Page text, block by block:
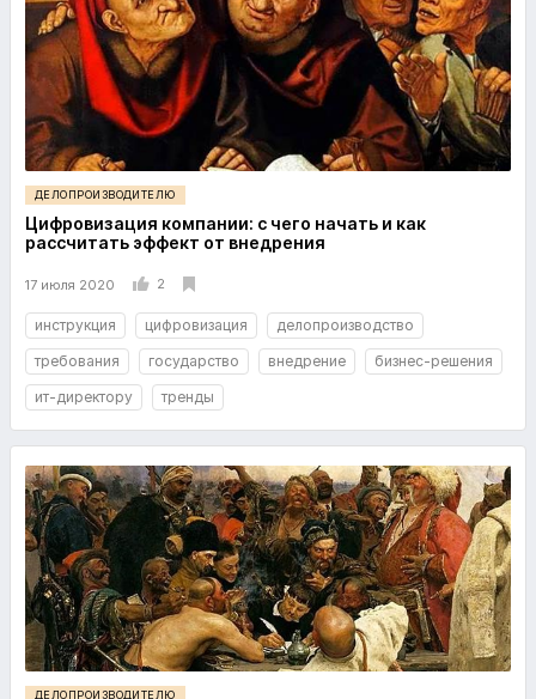
ДЕЛОПРОИЗВОДИТЕЛЮ
Цифровизация компании: с чего начать и как
рассчитать эффект от внедрения
17 июля 2020 2
инструкция цифровизация
делопроизводство
требования
государство внедрение
бизнес-решения
ит-директору
тренды
ДЕЛОПРОИЗВОДИТЕЛЮ